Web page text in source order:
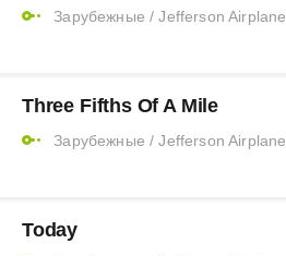
Зарубежные /Jefferson Airplane
Three Fifths Of A Mile
Зарубежные /Jefferson Airplane
Today